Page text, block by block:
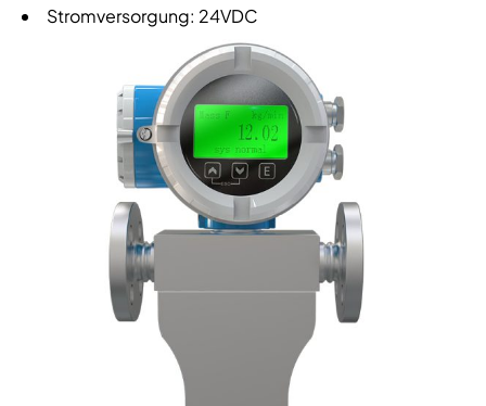
Stromversorgung: 24VDC